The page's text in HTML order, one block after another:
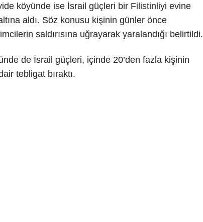
köyünde ise İsrail güçleri bir Filistinliyi evine
aldı. Söz konusu kişinin günler önce
saldırısına uğrayarak yaralandığı belirtildi.
de İsrail güçleri, içinde 20’den fazla kişinin
tebligat bıraktı.